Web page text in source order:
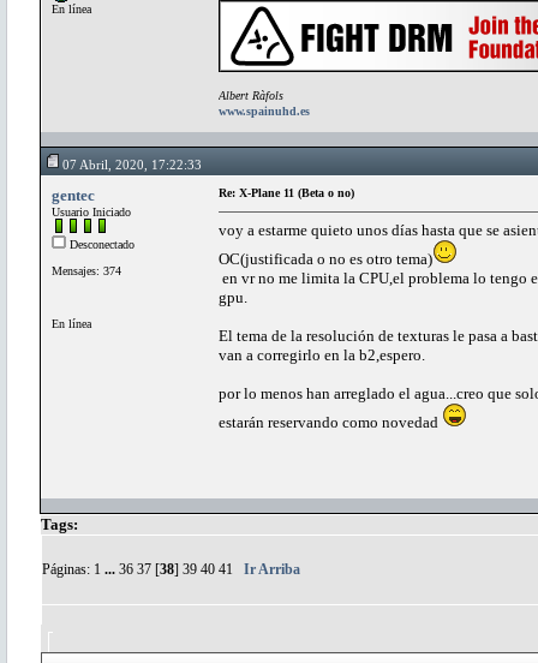
En línea
Albert Ràfols
www.spainuhd.es
07 Abril, 2020, 17:22:33
gentec
Usuario Iniciado
Desconectado
Mensajes: 374
En línea
Re: X-Plane 11 (Beta o no)
voy a estarme quieto unos días hasta que se
OC(justificada o no es otro tema)
en vr no me limita la CPU,el problema lo tengo
gpu.
El tema de la resolución de texturas le pasa a
van a corregirlo en la b2,espero.
por lo menos han arreglado el agua...creo que
estarán reservando como novedad
Tags:
Páginas: 1 ... 36 37 [38] 39 40 41 Ir Arriba